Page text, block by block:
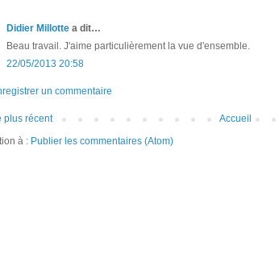
Didier Millotte a dit…
Beau travail. J'aime particulièrement la vue d'ensemble.
22/05/2013 20:58
un commentaire
plus récent
Accueil
à : Publier les commentaires (Atom)